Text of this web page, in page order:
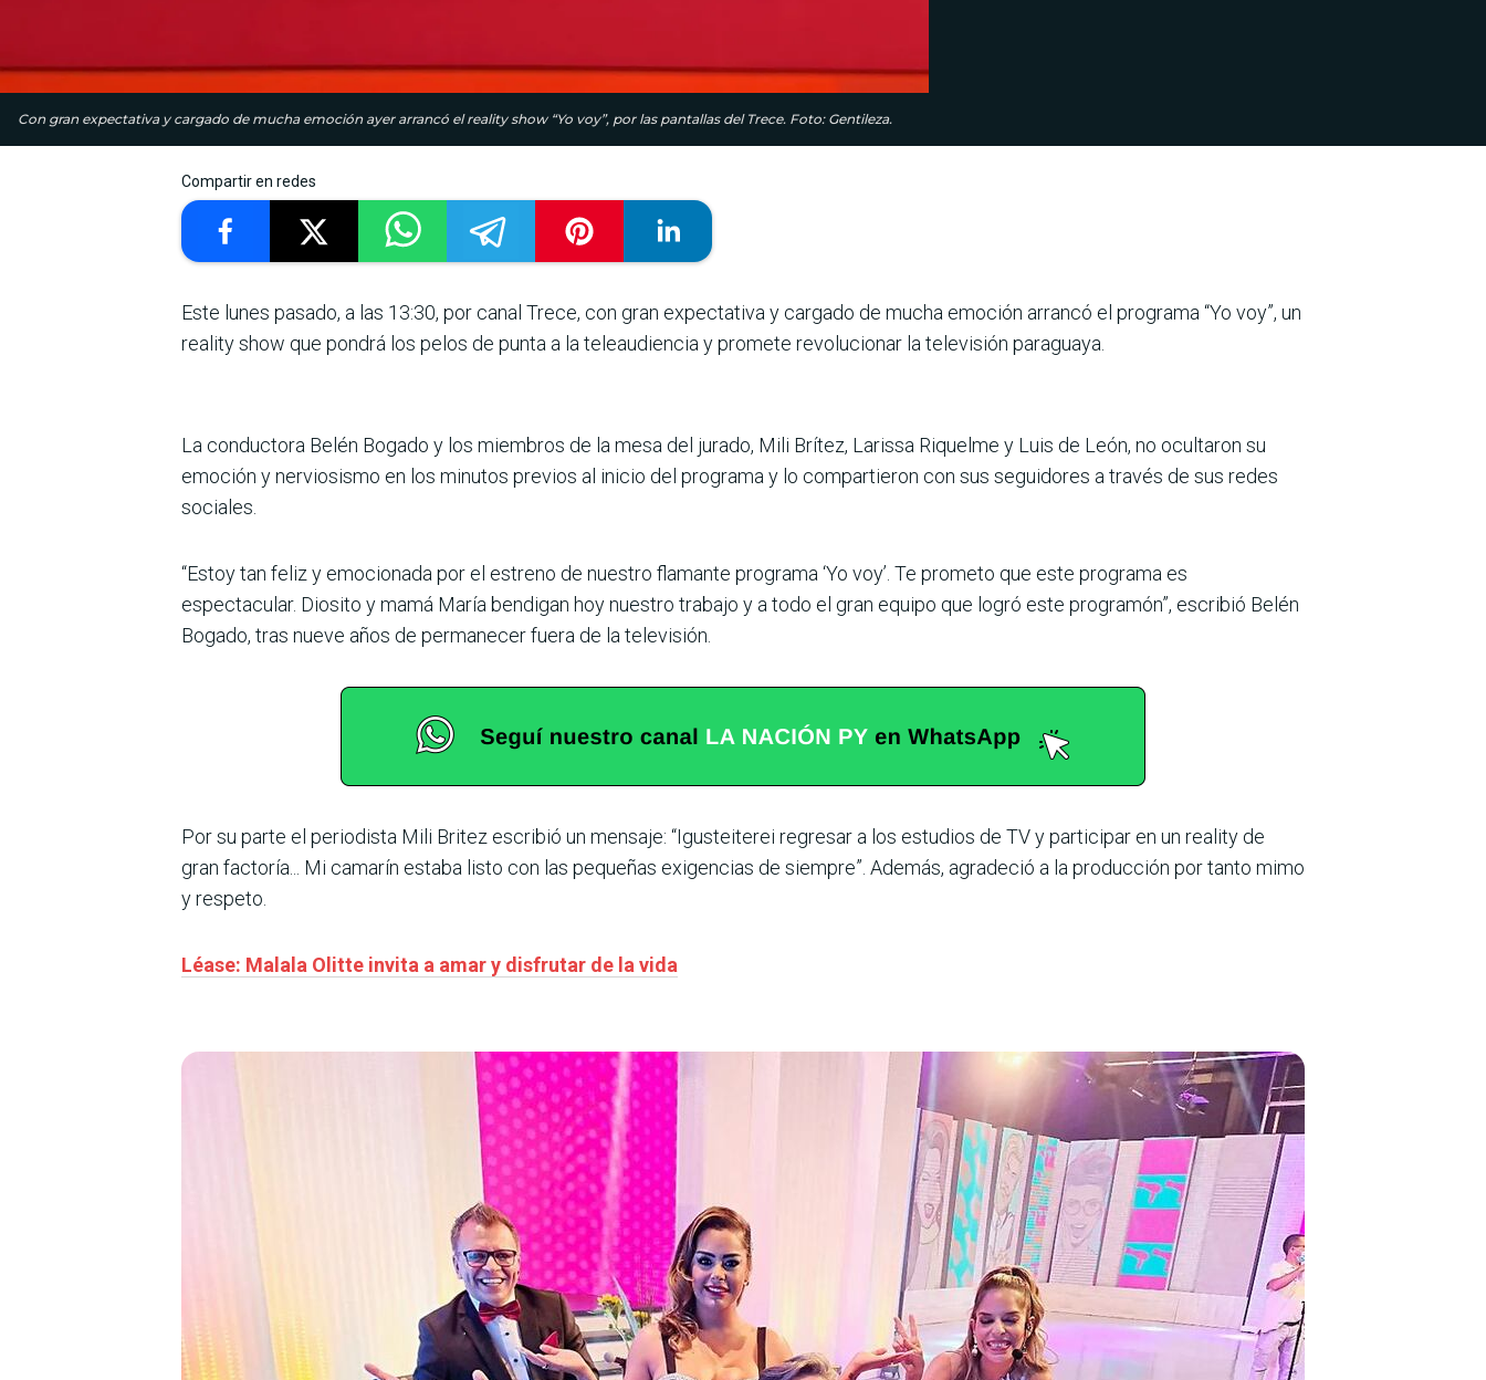
Con gran expectativa y cargado de mucha emoción ayer arrancó el reality show “Yo voy”, por las pantallas del Trece. Foto: Gentileza.
Compartir en redes
Este lunes pasado, a las 13:30, por canal Trece, con gran expectativa y cargado de mucha emoción arrancó el programa “Yo voy”, un
reality show que pondrá los pelos de punta a la teleaudiencia y promete revolucionar la televisión paraguaya.
La conductora Belén Bogado y los miembros de la mesa del jurado, Mili Brítez, Larissa Riquelme y Luis de León, no ocultaron su
emoción y nerviosismo en los minutos previos al inicio del programa y lo compartieron con sus seguidores a través de sus redes
sociales.
“Estoy tan feliz y emocionada por el estreno de nuestro flamante programa ‘Yo voy’. Te prometo que este programa es
espectacular. Diosito y mamá María bendigan hoy nuestro trabajo y a todo el gran equipo que logró este programón”, escribió Belén
Bogado, tras nueve años de permanecer fuera de la televisión.
Por su parte el periodista Mili Britez escribió un mensaje: “Igusteiterei regresar a los estudios de TV y participar en un reality de
gran factoría... Mi camarín estaba listo con las pequeñas exigencias de siempre”. Además, agradeció a la producción por tanto mimo
y respeto.
Léase: Malala Olitte invita a amar y disfrutar de la vida